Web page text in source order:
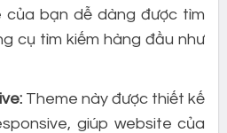
bạn dễ dàng được tìm
cụ tìm kiếm hàng đầu như
Theme này được thiết kế
giúp website của